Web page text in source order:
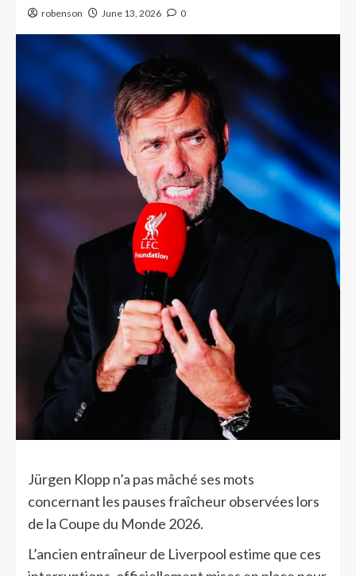
robenson June 13, 2026 0
Jürgen Klopp n’a pas mâché ses mots
concernant les pauses fraîcheur observées lors
de la Coupe du Monde 2026.
L’ancien entraîneur de Liverpool estime que ces